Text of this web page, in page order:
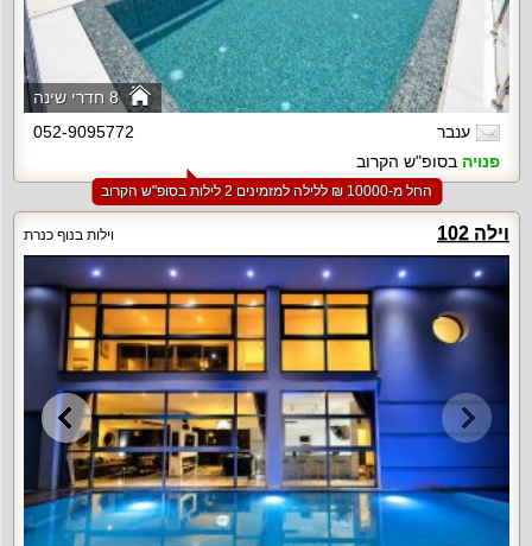
8 חדרי שינה
ענבר
052-9095772
פנויה בסופ"ש הקרוב
החל מ-‏10000 ₪ ללילה למזמינים 2 לילות בסופ"ש הקרוב
וילה 102 וילות בנוף כנרת